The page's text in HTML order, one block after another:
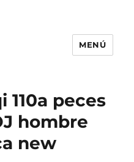
MENÚ
110a peces
hombre
new